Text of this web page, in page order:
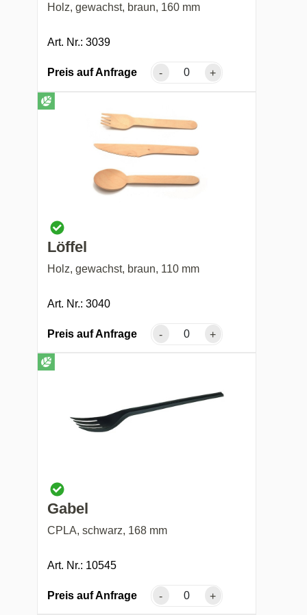
Holz, gewachst, braun, 160 mm
Art. Nr.: 3039
Preis auf Anfrage - +
Löffel
Holz, gewachst, braun, 110 mm
Art. Nr.: 3040
Preis auf Anfrage - +
Gabel
CPLA, schwarz, 168 mm
Art. Nr.: 10545
Preis auf Anfrage - +